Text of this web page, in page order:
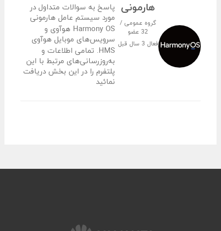
هارمونی
گروه عمومی /
32 عضو
فعال 3 سال قبل
پاسخ به سوالات متداول در
مورد سیستم عامل هارمونی
Harmony OS هوآوی و
سرویس‌های موبایل هوآوی
HMS. تمامی اطلاعات و
به‌روزرسانی‌های مرتبط با این
پلتفرم را در این بخش دریافت
نمائید